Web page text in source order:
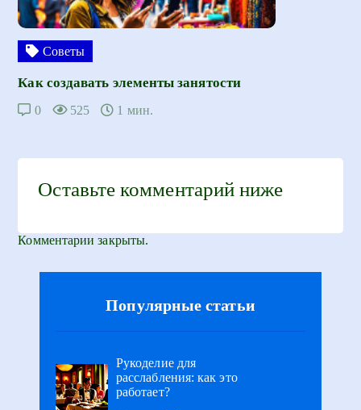
Советы
Как создавать элементы занятости
0 525 1 мин.
Оставьте комментарий ниже
Комментарии закрыты.
Популярные статьи
Рукоделие для
расслабления: как это
работает?